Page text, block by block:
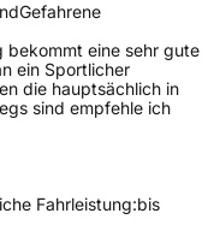
Gefahrene
bekommt eine sehr gute
ein Sportlicher
die hauptsächlich in
sind empfehle ich
Fahrleistung:bis